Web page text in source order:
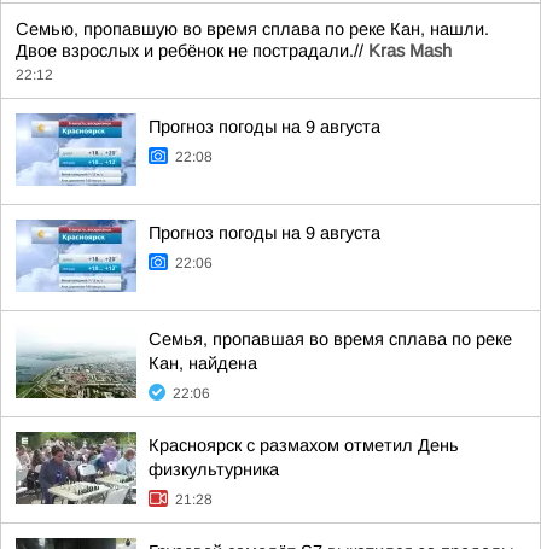
Семью, пропавшую во время сплава по реке Кан, нашли.
Двое взрослых и ребёнок не пострадали.// Kras Mash
22:12
Прогноз погоды на 9 августа
22:08
Прогноз погоды на 9 августа
22:06
Семья, пропавшая во время сплава по реке
Кан, найдена
22:06
Красноярск с размахом отметил День
физкультурника
21:28